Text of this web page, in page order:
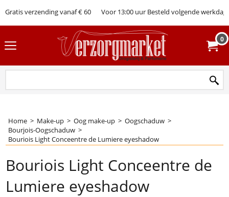
Gratis verzending vanaf € 60 Voor 13:00 uur Besteld volgende werkdag
0
Home > Make-up > Oog make-up > Oogschaduw >
Bourjois-Oogschaduw >
Bouriois Light Conceentre de Lumiere eyeshadow
Bouriois Light Conceentre de
Lumiere eyeshadow